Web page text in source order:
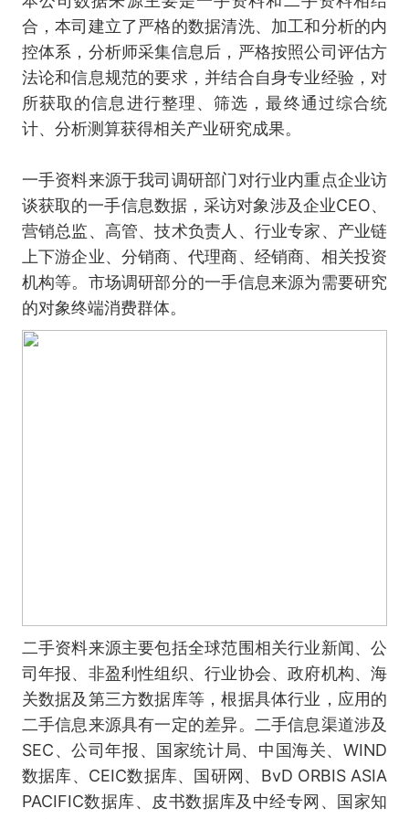
合，本司建立了严格的数据清洗、加工和分析的内
控体系，分析师采集信息后，严格按照公司评估方
法论和信息规范的要求，并结合自身专业经验，对
所获取的信息进行整理、筛选，最终通过综合统
计、分析测算获得相关产业研究成果。
一手资料来源于我司调研部门对行业内重点企业访
谈获取的一手信息数据，采访对象涉及企业CEO、
营销总监、高管、技术负责人、行业专家、产业链
上下游企业、分销商、代理商、经销商、相关投资
机构等。市场调研部分的一手信息来源为需要研究
的对象终端消费群体。
二手资料来源主要包括全球范围相关行业新闻、公
司年报、非盈利性组织、行业协会、政府机构、海
关数据及第三方数据库等，根据具体行业，应用的
二手信息来源具有一定的差异。二手信息渠道涉及
SEC、公司年报、国家统计局、中国海关、WIND
数据库、CEIC数据库、国研网、BvD ORBIS ASIA
PACIFIC数据库、皮书数据库及中经专网、国家知